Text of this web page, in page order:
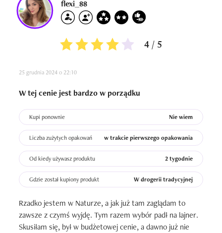
flexi_88
4 / 5
25 grudnia 2024 o 22:10
W tej cenie jest bardzo w porządku
Kupi ponownie Nie wiem
Liczba zużytych opakowań w trakcie pierwszego opakowania
Od kiedy używasz produktu 2 tygodnie
Gdzie został kupiony produkt W drogerii tradycyjnej
Rzadko jestem w Naturze, a jak już tam zaglądam to
zawsze z czymś wyjdę. Tym razem wybór padł na lajner.
Skusiłam się, był w budżetowej cenie, a dawno już nie